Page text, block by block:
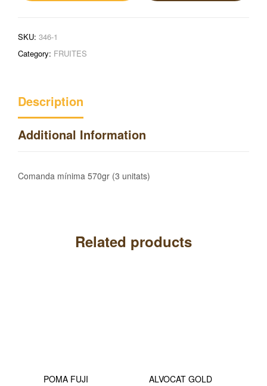
SKU: 346-1
Category: FRUITES
Description
Additional Information
Comanda mínima 570gr (3 unitats)
Related products
POMA FUJI ALVOCAT GOLD